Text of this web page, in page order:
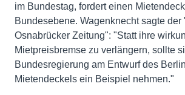
im Bundestag, fordert einen
Bundesebene. Wagenknecht sagte der
Osnabrücker Zeitung": "Statt ihre
Mietpreisbremse zu verlängern, sollte
Bundesregierung am Entwurf des
Mietendeckels ein Beispiel nehmen."